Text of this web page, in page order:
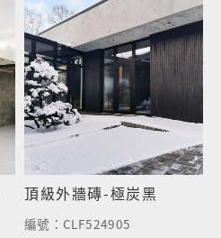
頂級外牆磚-極炭黑
編號： CLF524905